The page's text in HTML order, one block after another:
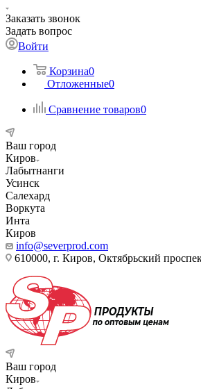
Заказать звонок
Задать вопрос
Войти
Корзина0
Отложенные0
Сравнение товаров0
Ваш город
Киров
Лабытнанги
Усинск
Салехард
Воркута
Инта
Киров
info@severprod.com
610000, г. Киров, Октябрьский
Ваш город
Киров